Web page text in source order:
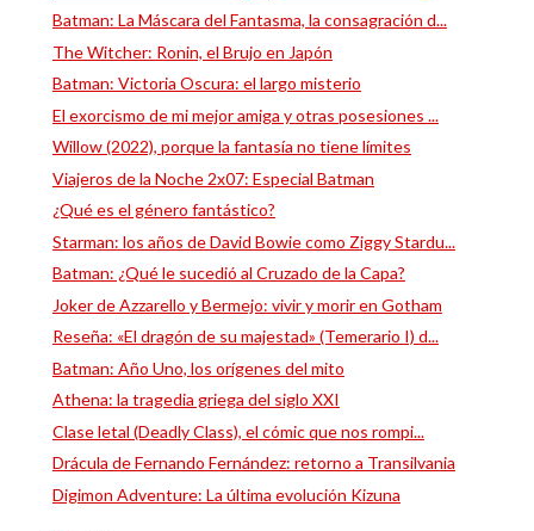
Batman: La Máscara del Fantasma, la consagración d...
The Witcher: Ronin, el Brujo en Japón
Batman: Victoria Oscura: el largo misterio
El exorcismo de mi mejor amiga y otras posesiones ...
Willow (2022), porque la fantasía no tiene límites
Viajeros de la Noche 2x07: Especial Batman
¿Qué es el género fantástico?
Starman: los años de David Bowie como Ziggy Stardu...
Batman: ¿Qué le sucedió al Cruzado de la Capa?
Joker de Azzarello y Bermejo: vivir y morir en Gotham
Reseña: «El dragón de su majestad» (Temerario I) d...
Batman: Año Uno, los orígenes del mito
Athena: la tragedia griega del siglo XXI
Clase letal (Deadly Class), el cómic que nos rompi...
Drácula de Fernando Fernández: retorno a Transilvania
Digimon Adventure: La última evolución Kizuna